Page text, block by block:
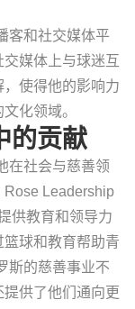
客和社交媒体平
媒体上与球迷互
使得他的影响力
化领域。
的贡献
在社会与慈善领
Rose Leadership
供教育和领导力
球和教育帮助青
斯的慈善事业不
供了他们通向更